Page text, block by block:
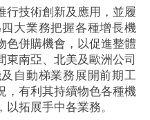
行技術創新及應用，並履
大業務把握各種增長機
色併購機會，以促進整體
南亞、北美及歐洲公司
自動梯業務展開前期工
，有利其持續物色各種機
拓展手中各業務。